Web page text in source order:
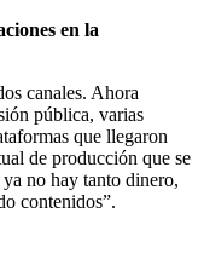
en la
canales. Ahora
pública, varias
que llegaron
de producción que se
no hay tanto dinero,
contenidos”.